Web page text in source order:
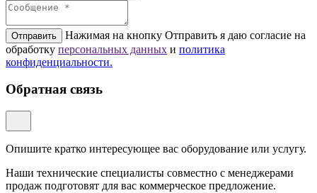
Отправить
Нажимая на кнопку Отправить я даю согласие на
обработку персональных данных и политикa
конфиденциальности.
Обратная связь
Опишите кратко интересующее вас оборудование или услугу.
Наши технические специалисты совместно с менеджерами
продаж подготовят для вас коммерческое предложение.